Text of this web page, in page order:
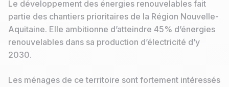
Le développement des énergies renouvelables fait
partie des chantiers prioritaires de la Région Nouvelle-
Aquitaine. Elle ambitionne d’atteindre 45% d’énergies
renouvelables dans sa production d’électricité d’y
2030.
Les ménages de ce territoire sont fortement intéressés